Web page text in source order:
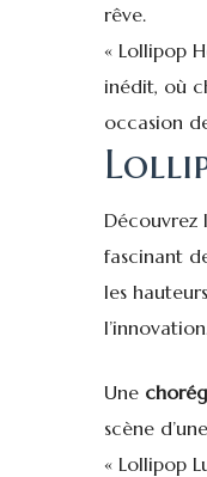
rêve.
« Lollipop
inédit, où
occasion
Découvrez
fascinant
les
Une
scène
« Lollipop